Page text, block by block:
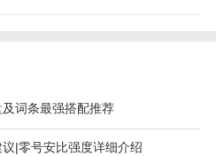
词条最强搭配推荐
|零号安比强度详细介绍